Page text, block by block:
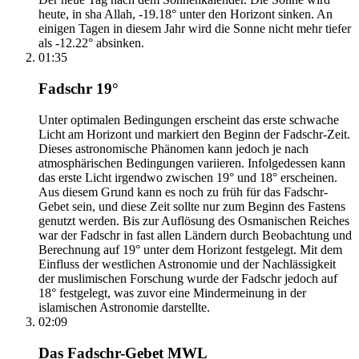
heute, in sha Allah, -19.18° unter den Horizont sinken. An
einigen Tagen in diesem Jahr wird die Sonne nicht mehr tiefer
als -12.22° absinken.
01:35
Fadschr 19°
Unter optimalen Bedingungen erscheint das erste schwache
Licht am Horizont und markiert den Beginn der Fadschr-Zeit.
Dieses astronomische Phänomen kann jedoch je nach
atmosphärischen Bedingungen variieren. Infolgedessen kann
das erste Licht irgendwo zwischen 19° und 18° erscheinen.
Aus diesem Grund kann es noch zu früh für das Fadschr-
Gebet sein, und diese Zeit sollte nur zum Beginn des Fastens
genutzt werden. Bis zur Auflösung des Osmanischen Reiches
war der Fadschr in fast allen Ländern durch Beobachtung und
Berechnung auf 19° unter dem Horizont festgelegt. Mit dem
Einfluss der westlichen Astronomie und der Nachlässigkeit
der muslimischen Forschung wurde der Fadschr jedoch auf
18° festgelegt, was zuvor eine Mindermeinung in der
islamischen Astronomie darstellte.
02:09
Das Fadschr-Gebet MWL